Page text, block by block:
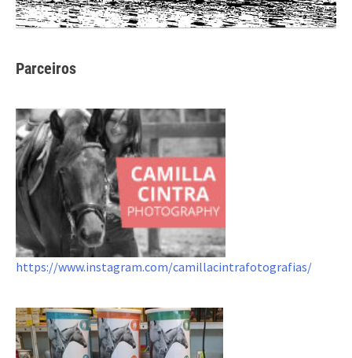
Parceiros
https://www.instagram.com/camillacintrafotografias/